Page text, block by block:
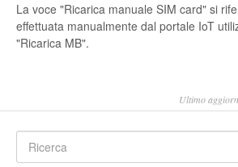
La voce "Ricarica manuale SIM card" si
effettuata manualmente dal portale IoT
"Ricarica MB".
Ultimo